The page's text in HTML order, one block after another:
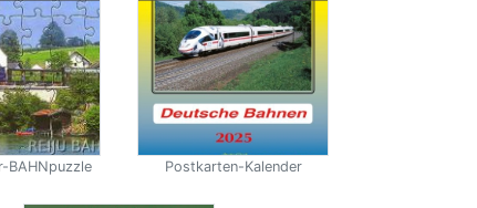
BAHNpuzzle Postkarten-Kalender